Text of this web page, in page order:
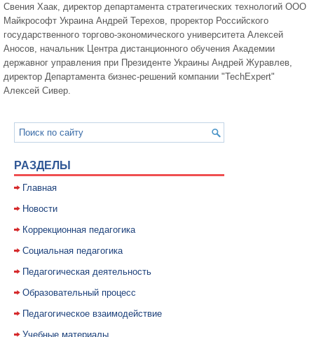
Свения Хаак, директор департамента стратегических технологий ООО
Майкрософт Украина Андрей Терехов, проректор Российского
государственного торгово-экономического университета Алексей
Аносов, начальник Центра дистанционного обучения Академии
державног управления при Президенте Украины Андрей Журавлев,
директор Департамента бизнес-решений компании "TechExpert"
Алексей Сивер.
РАЗДЕЛЫ
Главная
Новости
Коррекционная педагогика
Социальная педагогика
Педагогическая деятельность
Образовательный процесс
Педагогическое взаимодействие
Учебные материалы